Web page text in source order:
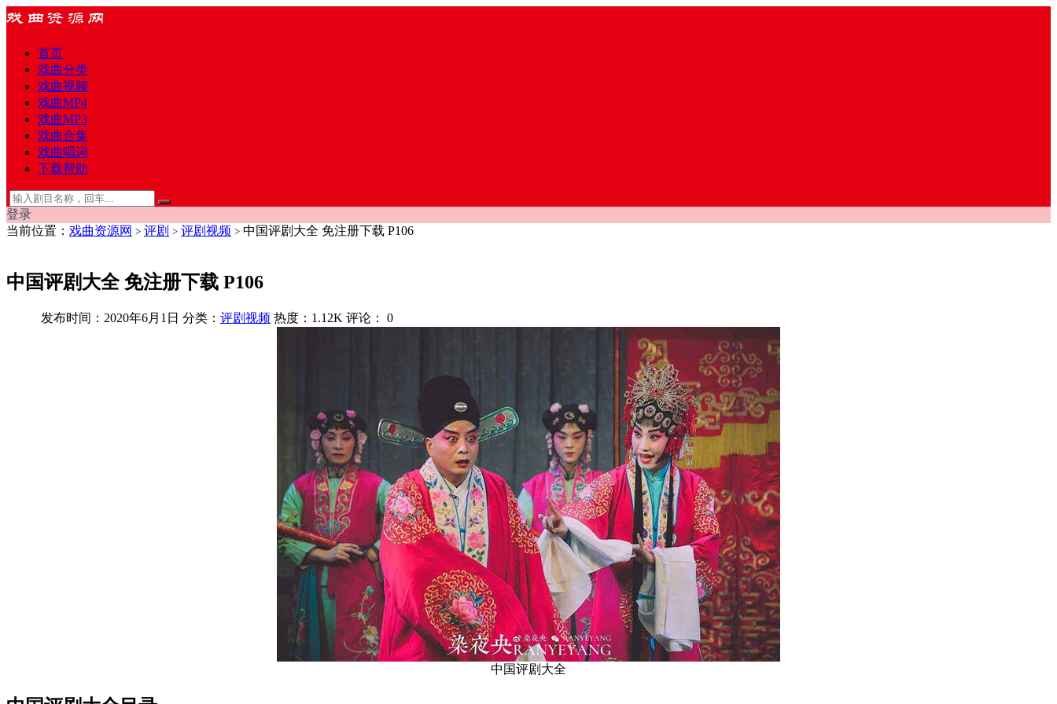
首页
戏曲分类
戏曲视频
戏曲MP4
戏曲MP3
戏曲合集
戏曲唱词
下载帮助
登录
当前位置： 戏曲资源网 > 评剧 > 评剧视频 > 中国评剧大全 免注册下载 P106
中国评剧大全 免注册下载 P106
发布时间：2020年6月1日 分类： 评剧视频 热度：1.12K 评论： 0
中国评剧大全